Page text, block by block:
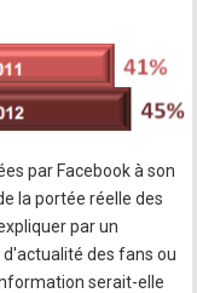
par Facebook à son
la portée réelle des
par un
des fans ou
serait-elle